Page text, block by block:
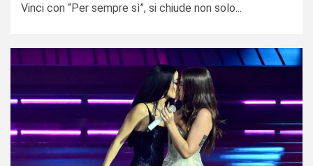
Vinci con “Per sempre sì”, si chiude non solo...